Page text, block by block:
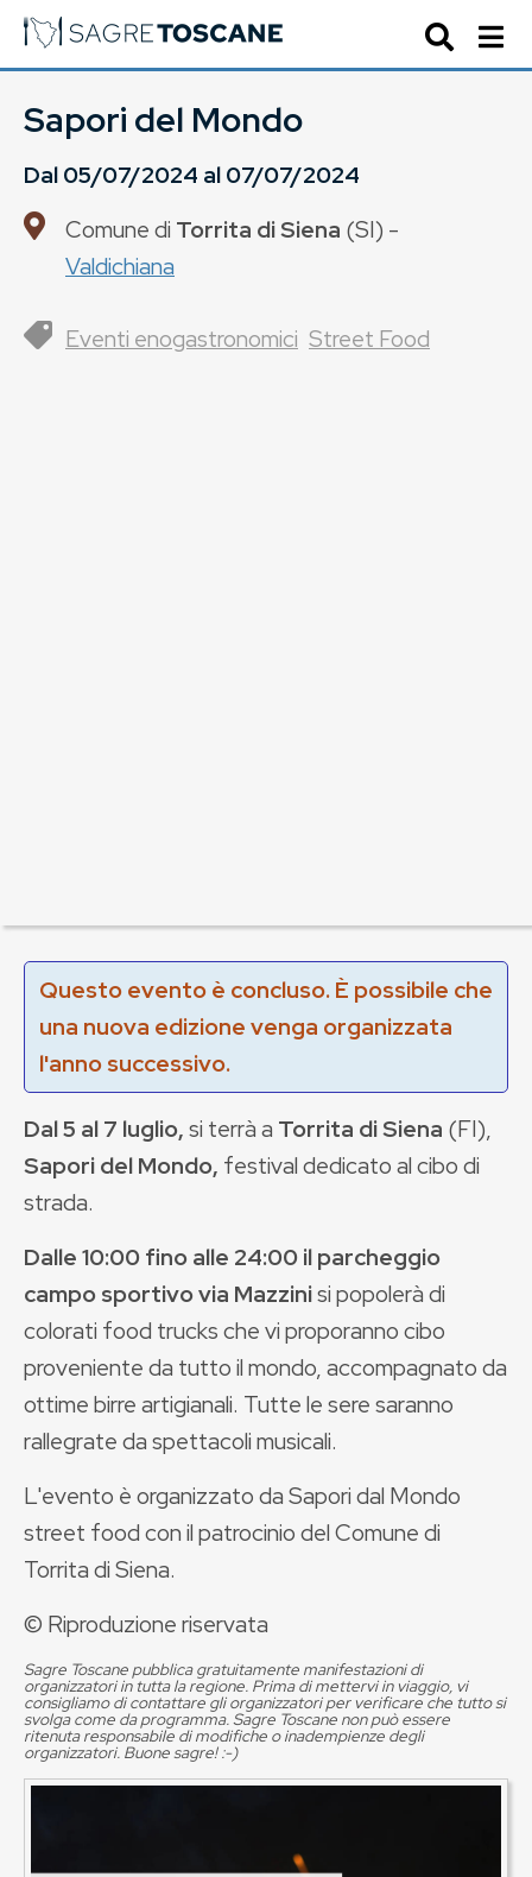
Sapori del Mondo
Dal05/07/2024 al07/07/2024
Comune di Torrita di Siena (SI) -
Valdichiana
Eventi enogastronomici Street Food
Questo evento è concluso. È possibile che
una nuova edizione venga organizzata
l'anno successivo.
Dal 5 al 7 luglio,si terrà a Torrita di Siena (FI),
Sapori del Mondo, festival dedicato al cibo di
strada.
Dalle 10:00 fino alle 24:00il parcheggio
campo sportivo via Mazzinisi popolerà di
colorati food trucks che vi proporanno cibo
proveniente da tutto il mondo, accompagnato da
ottime birre artigianali. Tutte le sere saranno
rallegrate da spettacoli musicali.
L'evento è organizzato da Sapori dal Mondo
street food con il patrocinio del Comune di
Torrita di Siena.
© Riproduzione riservata
Sagre Toscane pubblica gratuitamente manifestazioni di
organizzatori in tutta la regione. Prima di mettervi in viaggio, vi
consigliamo di contattare gli organizzatori per verificare che tutto si
svolga come da programma. Sagre Toscane non può essere
ritenuta responsabile di modifiche o inadempienze degli
organizzatori. Buone sagre! :-)